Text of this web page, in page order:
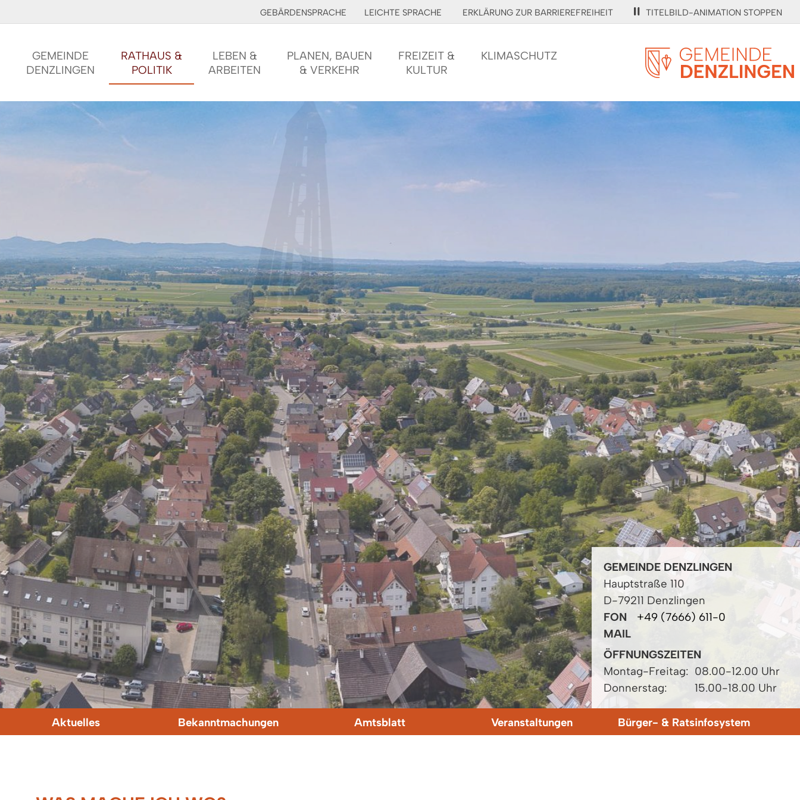
GEBÄRDENSPRACHE LEICHTE SPRACHE ERKLÄRUNG ZUR BARRIEREFREIHEIT TITELBILD-ANIMATION STOPPEN
GEMEINDE
DENZLINGEN
RATHAUS &
POLITIK
LEBEN &
ARBEITEN
PLANEN, BAUEN
& VERKEHR
FREIZEIT &
KULTUR
KLIMASCHUTZ
GEMEINDE DENZLINGEN
Hauptstraße 110
D-79211 Denzlingen
FON
+49 (7666) 611-0
MAIL
ÖFFNUNGSZEITEN
Montag-Freitag: 08.00-12.00 Uhr
Donnerstag:
15.00-18.00 Uhr
Aktuelles Bekanntmachungen Amtsblatt Veranstaltungen Bürger- & Ratsinfosystem